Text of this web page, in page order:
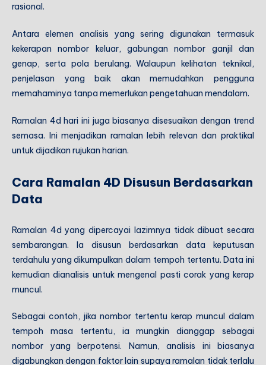
rasional.
Antara elemen analisis yang sering digunakan termasuk
kekerapan nombor keluar, gabungan nombor ganjil dan
genap, serta pola berulang. Walaupun kelihatan teknikal,
penjelasan yang baik akan memudahkan pengguna
memahaminya tanpa memerlukan pengetahuan mendalam.
Ramalan 4d hari ini juga biasanya disesuaikan dengan trend
semasa. Ini menjadikan ramalan lebih relevan dan praktikal
untuk dijadikan rujukan harian.
Cara Ramalan 4D Disusun Berdasarkan
Data
Ramalan 4d yang dipercayai lazimnya tidak dibuat secara
sembarangan. Ia disusun berdasarkan data keputusan
terdahulu yang dikumpulkan dalam tempoh tertentu. Data ini
kemudian dianalisis untuk mengenal pasti corak yang kerap
muncul.
Sebagai contoh, jika nombor tertentu kerap muncul dalam
tempoh masa tertentu, ia mungkin dianggap sebagai
nombor yang berpotensi. Namun, analisis ini biasanya
digabungkan dengan faktor lain supaya ramalan tidak terlalu